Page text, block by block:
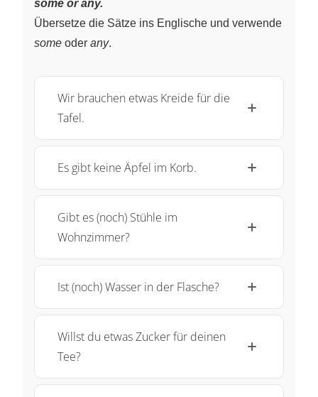
some or any.
Übersetze die Sätze ins Englische und verwende
some oder any.
Wir brauchen etwas Kreide für die
Tafel.
Es gibt keine Äpfel im Korb.
Gibt es (noch) Stühle im
Wohnzimmer?
Ist (noch) Wasser in der Flasche?
Willst du etwas Zucker für deinen
Tee?